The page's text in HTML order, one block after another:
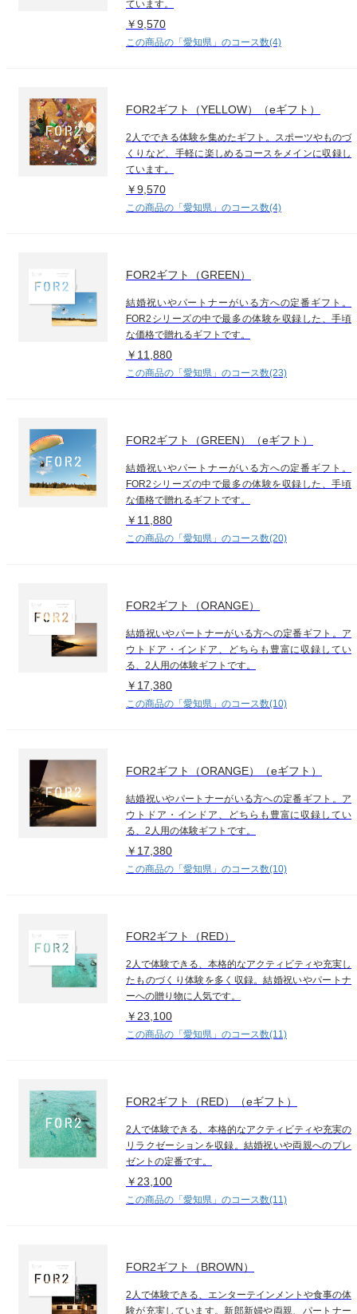
ています。
￥9,570
この商品の「愛知県」のコース数(4)
FOR2ギフト（YELLOW）（eギフト）
2人でできる体験を集めたギフト。スポーツやものづ
くりなど、手軽に楽しめるコースをメインに収録し
ています。
￥9,570
この商品の「愛知県」のコース数(4)
FOR2ギフト（GREEN）
結婚祝いやパートナーがいる方への定番ギフト。
FOR2シリーズの中で最多の体験を収録した、手頃
な価格で贈れるギフトです。
￥11,880
この商品の「愛知県」のコース数(23)
FOR2ギフト（GREEN）（eギフト）
結婚祝いやパートナーがいる方への定番ギフト。
FOR2シリーズの中で最多の体験を収録した、手頃
な価格で贈れるギフトです。
￥11,880
この商品の「愛知県」のコース数(20)
FOR2ギフト（ORANGE）
結婚祝いやパートナーがいる方への定番ギフト。ア
ウトドア・インドア、どちらも豊富に収録してい
る、2人用の体験ギフトです。
￥17,380
この商品の「愛知県」のコース数(10)
FOR2ギフト（ORANGE）（eギフト）
結婚祝いやパートナーがいる方への定番ギフト。ア
ウトドア・インドア、どちらも豊富に収録してい
る、2人用の体験ギフトです。
￥17,380
この商品の「愛知県」のコース数(10)
FOR2ギフト（RED）
2人で体験できる、本格的なアクティビティや充実し
たものづくり体験を多く収録。結婚祝いやパートナ
ーへの贈り物に人気です。
￥23,100
この商品の「愛知県」のコース数(11)
FOR2ギフト（RED）（eギフト）
2人で体験できる、本格的なアクティビティや充実の
リラクゼーションを収録。結婚祝いや両親へのプレ
ゼントの定番です。
￥23,100
この商品の「愛知県」のコース数(11)
FOR2ギフト（BROWN）
2人で体験できる、エンターテインメントや食事の体
験が充実しています。新郎新婦や両親、パートナー